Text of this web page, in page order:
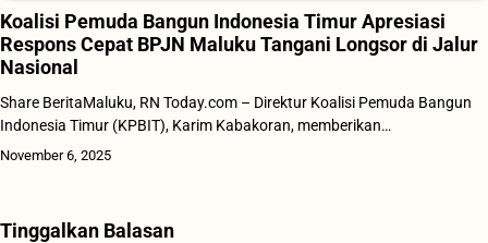
Koalisi Pemuda Bangun Indonesia Timur Apresiasi
Respons Cepat BPJN Maluku Tangani Longsor di Jalur
Nasional
Share BeritaMaluku, RN Today.com – Direktur Koalisi Pemuda Bangun
Indonesia Timur (KPBIT), Karim Kabakoran, memberikan…
November 6, 2025
Tinggalkan Balasan